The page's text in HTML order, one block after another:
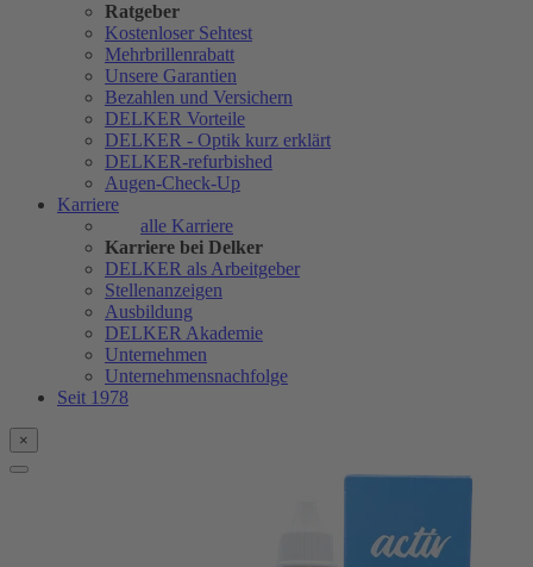
Ratgeber
Kostenloser Sehtest
Mehrbrillenrabatt
Unsere Garantien
Bezahlen und Versichern
DELKER Vorteile
DELKER - Optik kurz erklärt
DELKER-refurbished
Augen-Check-Up
Karriere
alle Karriere
Karriere bei Delker
DELKER als Arbeitgeber
Stellenanzeigen
Ausbildung
DELKER Akademie
Unternehmen
Unternehmensnachfolge
Seit 1978
×